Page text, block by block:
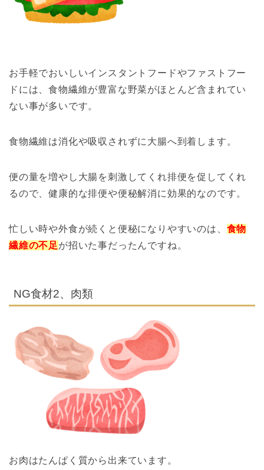
お手軽でおいしいインスタントフードやファストフー
ドには、食物繊維が豊富な野菜がほとんど含まれてい
ない事が多いです。
食物繊維は消化や吸収されずに大腸へ到着します。
便の量を増やし大腸を刺激してくれ排便を促してくれ
るので、健康的な排便や便秘解消に効果的なのです。
忙しい時や外食が続くと便秘になりやすいのは、 食物
繊維の不足が招いた事だったんですね。
NG食材2、肉類
お肉はたんぱく質から出来ています。